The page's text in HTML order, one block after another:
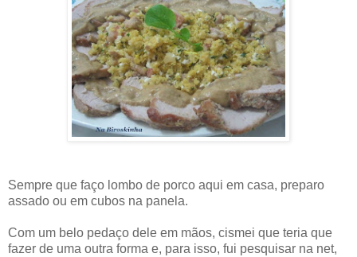
Sempre que faço lombo de porco aqui em casa, preparo
assado ou em cubos na panela.
Com um belo pedaço dele em mãos, cismei que teria que
fazer de uma outra forma e, para isso, fui pesquisar na net,